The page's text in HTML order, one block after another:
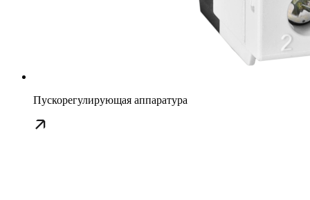
Пускорегулирующая аппаратура